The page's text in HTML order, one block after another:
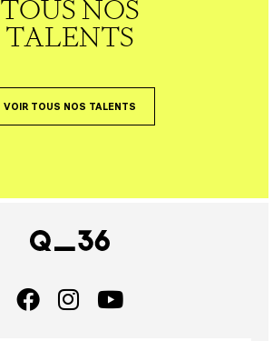
TOUS NOS
TALENTS
VOIR TOUS NOS TALENTS